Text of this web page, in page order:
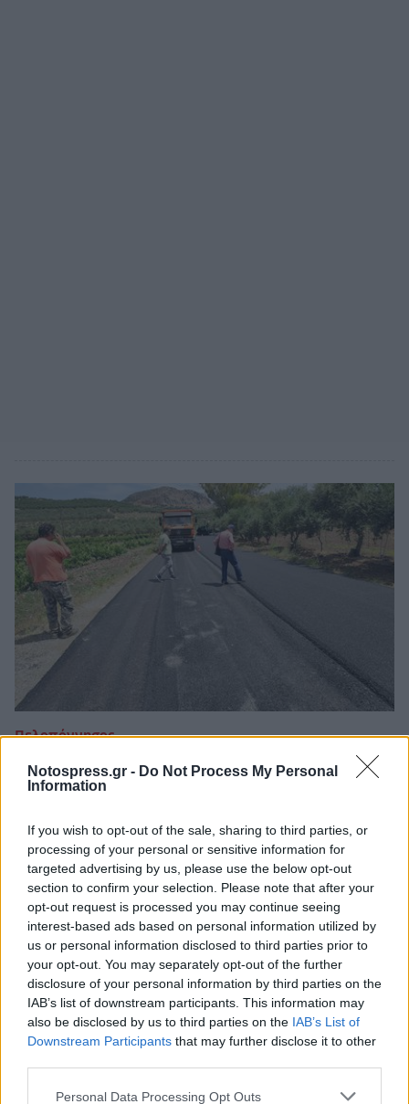
Notospress.gr - Do Not Process My Personal
Information
If you wish to opt-out of the sale, sharing to third parties, or
processing of your personal or sensitive information for
targeted advertising by us, please use the below opt-out
section to confirm your selection. Please note that after your
opt-out request is processed you may continue seeing
interest-based ads based on personal information utilized by
us or personal information disclosed to third parties prior to
your opt-out. You may separately opt-out of the further
disclosure of your personal information by third parties on the
IAB’s list of downstream participants. This information may
also be disclosed by us to third parties on the IAB’s List of
Downstream Participants that may further disclose it to other
Personal Data Processing Opt Outs
Πελοπόννησος
Λακωνία: Νέα άσφαλτος στις επαρχιακές
οδούς Μολάοι – Παπαδιάνικα και Βελιές
04 Ιουνίου 2022 09:51